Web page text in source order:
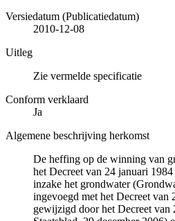
Versiedatum (Publicatiedatum)
2010-12-08
Uitleg
Zie vermelde specificatie
Conform verklaard
Ja
Algemene beschrijving herkomst
De heffing op de winning van
het Decreet van 24 januari
inzake het grondwater
ingevoegd met het Decreet van
gewijzigd door het Decreet van